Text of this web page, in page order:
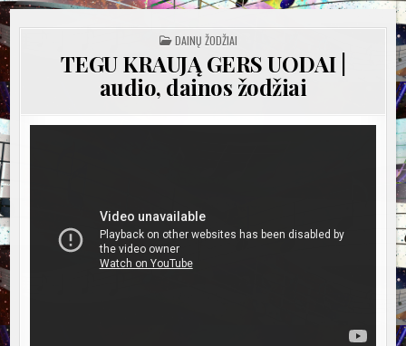
POSTED
IN
DAINŲ ŽODŽIAI
TEGU KRAUJĄ GERS UODAI |
audio, dainos žodžiai